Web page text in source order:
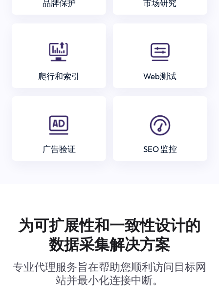
品牌保护 市场研究
爬行和索引 Web测试
广告验证 SEO 监控
为可扩展性和一致性设计的
数据采集解决方案
专业代理服务旨在帮助您顺利访问目标网
站并最小化连接中断。